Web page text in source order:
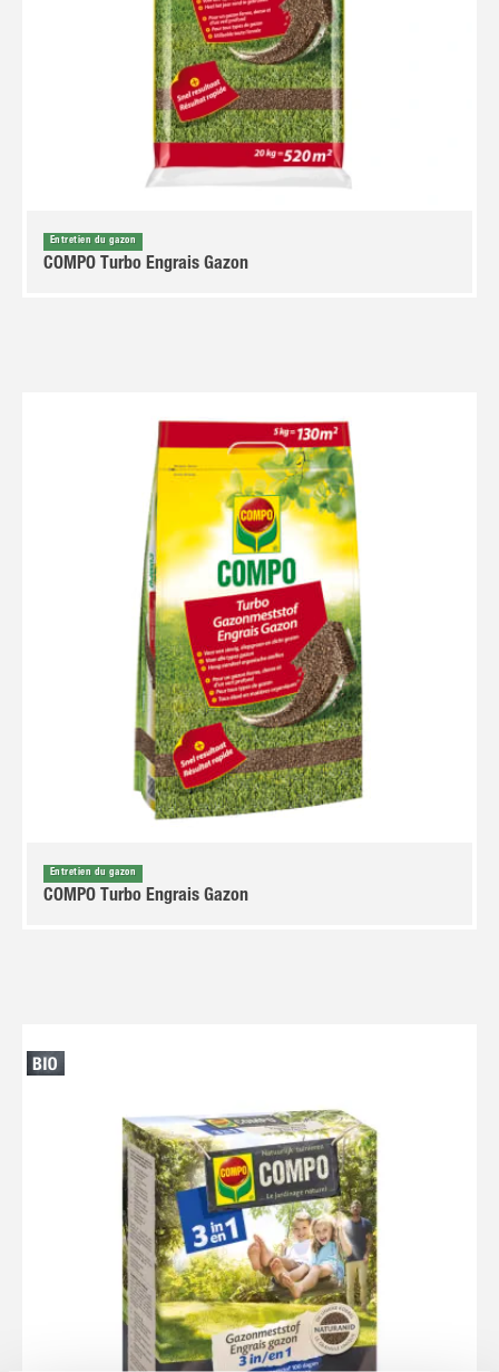
Entretien du gazon
COMPO Turbo Engrais Gazon
Entretien du gazon
COMPO Turbo Engrais Gazon